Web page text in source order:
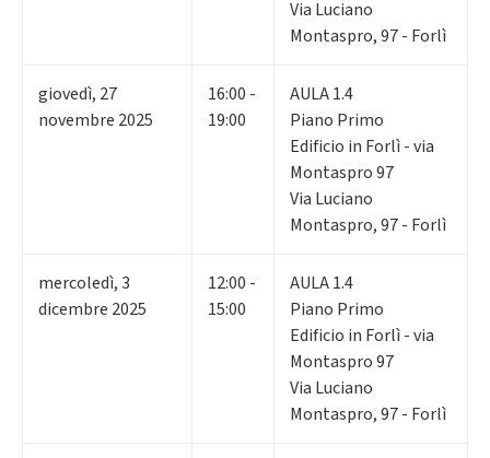
Via Luciano
Montaspro, 97 - Forlì
giovedì, 27
novembre 2025
16:00 -
19:00
AULA 1.4
Piano Primo
Edificio in Forlì - via
Montaspro 97
Via Luciano
Montaspro, 97 - Forlì
mercoledì,3
dicembre 2025
12:00 -
15:00
AULA 1.4
Piano Primo
Edificio in Forlì - via
Montaspro 97
Via Luciano
Montaspro, 97 - Forlì